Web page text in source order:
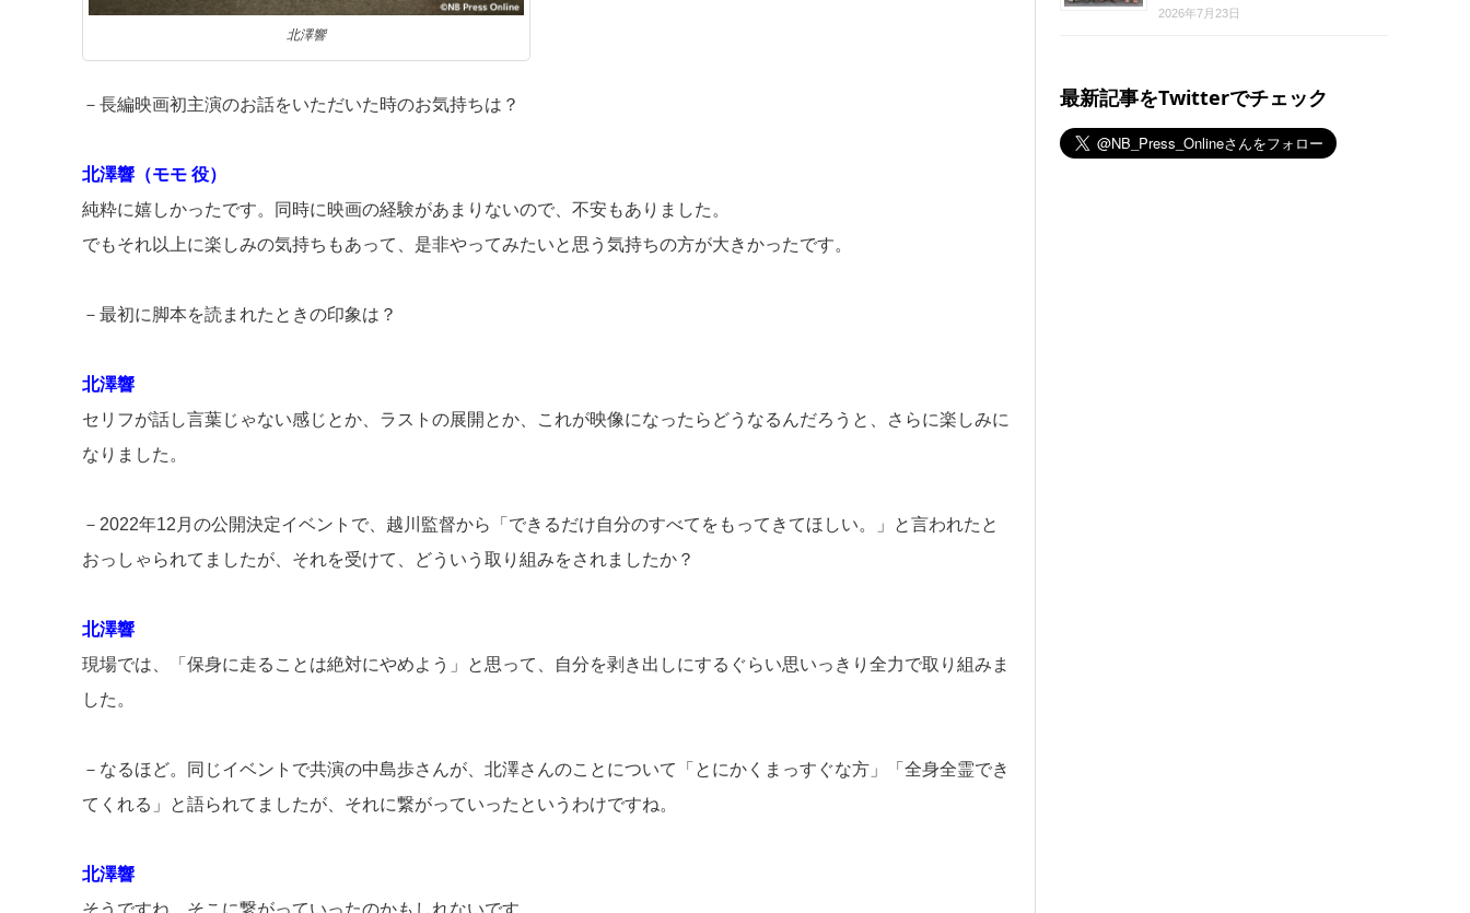
北澤響
－長編映画初主演のお話をいただいた時のお気持ちは？
北澤響（モモ 役）
純粋に嬉しかったです。同時に映画の経験があまりないので、不安もありました。
でもそれ以上に楽しみの気持ちもあって、是非やってみたいと思う気持ちの方が大きかったです。
－最初に脚本を読まれたときの印象は？
北澤響
セリフが話し言葉じゃない感じとか、ラストの展開とか、これが映像になったらどうなるんだろうと、さらに楽しみに
なりました。
－2022年12月の公開決定イベントで、越川監督から「できるだけ自分のすべてをもってきてほしい。」と言われたと
おっしゃられてましたが、それを受けて、どういう取り組みをされましたか？
北澤響
現場では、「保身に走ることは絶対にやめよう」と思って、自分を剥き出しにするぐらい思いっきり全力で取り組みま
した。
－なるほど。同じイベントで共演の中島歩さんが、北澤さんのことについて「とにかくまっすぐな方」「全身全霊でき
てくれる」と語られてましたが、それに繋がっていったというわけですね。
北澤響
そうですね、そこに繋がっていったのかもしれないです。
2026年7月23日
最新記事をTwitterでチェック